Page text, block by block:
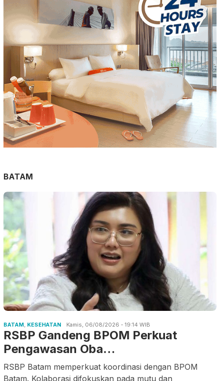
BATAM
BATAM, KESEHATAN Kamis, 06/08/2026 - 19:14 WIB
RSBP Gandeng BPOM Perkuat
Pengawasan Oba…
RSBP Batam memperkuat koordinasi dengan BPOM
Batam. Kolaborasi difokuskan pada mutu dan